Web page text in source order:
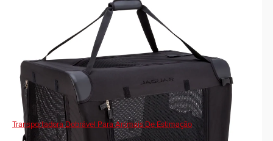
Transportadora Dobrável Para Animais De Estimação